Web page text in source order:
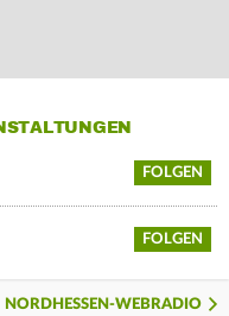
FOLGEN
FOLGEN
NORDHESSEN-WEBRADIO